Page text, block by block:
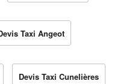
Taxi Angeot
Devis Taxi Cunelières